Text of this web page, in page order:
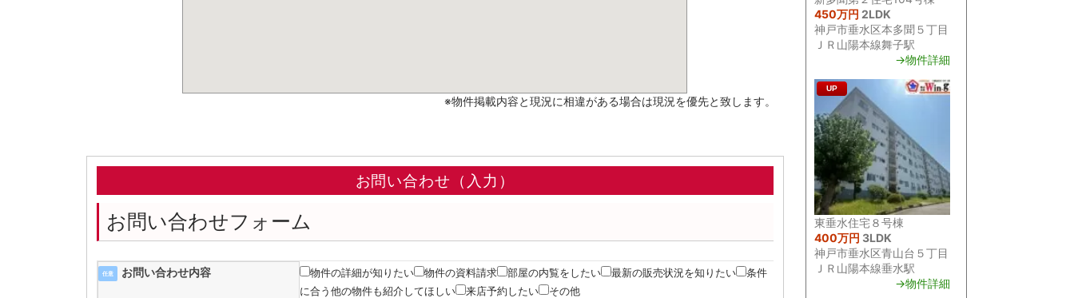
※物件掲載内容と現況に相違がある場合は現況を優先と致します。
お問い合わせ（入力）
お問い合わせフォーム
任意 お問い合わせ内容 物件の詳細が知りたい 物件の資料請求 部屋の内覧をしたい 最新の販売状況を知りたい
条件
に合う他の物件も紹介してほしい
来店予約したい その他
450万円2LDK
神戸市垂水区本多聞５丁目
ＪＲ山陽本線舞子駅
→物件詳細
UP
東垂水住宅８号棟
400万円 3LDK
神戸市垂水区青山台５丁目
ＪＲ山陽本線垂水駅
→物件詳細